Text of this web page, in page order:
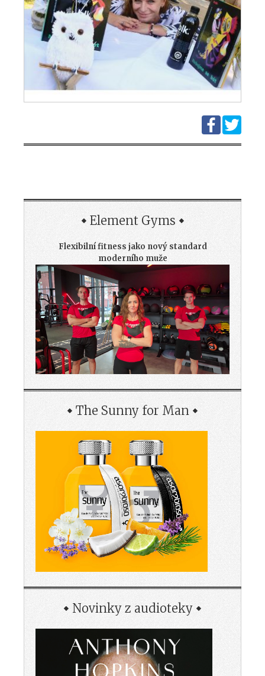
Element Gyms
Flexibilní fitness jako nový standard
moderního muže
The Sunny for Man
Novinky z audioteky